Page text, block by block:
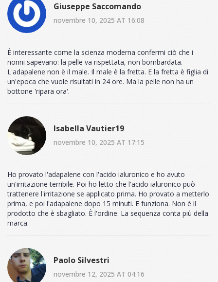
Giuseppe Saccomando
novembre 10, 2025 AT 16:08
È interessante come la scienza moderna confermi ciò che i
nonni sapevano: la pelle va rispettata, non bombardata.
L'adapalene non è il male. Il male è la fretta. E la fretta è figlia di
un'epoca che vuole risultati in 24 ore. Ma la pelle non ha un
bottone 'ripara ora'.
Isabella Vautier19
novembre 10, 2025 AT 17:15
Ho provato l'adapalene con l'acido ialuronico e ho avuto
un'irritazione terribile. Poi ho letto che l'acido ialuronico può
trattenere l'irritazione se applicato prima. Ho provato a metterlo
prima, e poi l'adapalene dopo 15 minuti. E funziona. Non è il
prodotto che è sbagliato. È l'ordine. La sequenza conta più della
marca.
Paolo Silvestri
novembre 12, 2025 AT 04:16